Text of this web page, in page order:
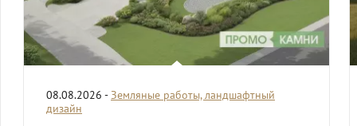
08.08.2026 -Земляные работы, ландшафтный
дизайн